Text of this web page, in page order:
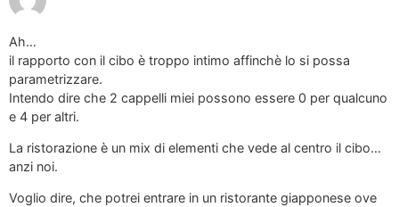
Ah…
il rapporto con il cibo è troppo intimo affinchè lo si possa
parametrizzare.
Intendo dire che 2 cappelli miei possono essere 0 per qualcuno
e 4 per altri.
La ristorazione è un mix di elementi che vede al centro il cibo…
anzi noi.
Voglio dire, che potrei entrare in un ristorante giapponese ove